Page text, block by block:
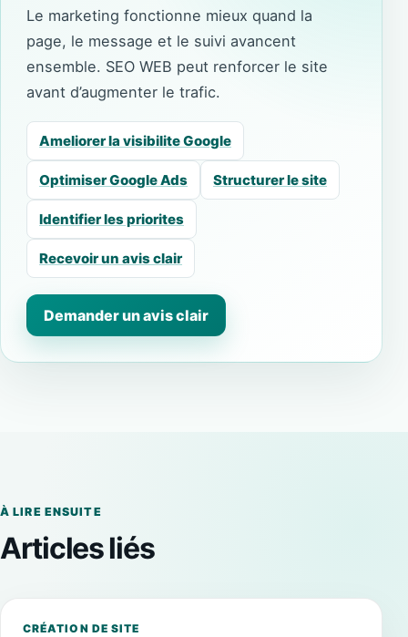
Le marketing fonctionne mieux quand la
page, le message et le suivi avancent
ensemble. SEO WEB peut renforcer le site
avant d’augmenter le trafic.
Ameliorer la visibilite Google
Optimiser Google Ads Structurer le site
Identifier les priorites
Recevoir un avis clair
Demander un avis clair
À LIRE ENSUITE
Articles liés
CRÉATION DE SITE